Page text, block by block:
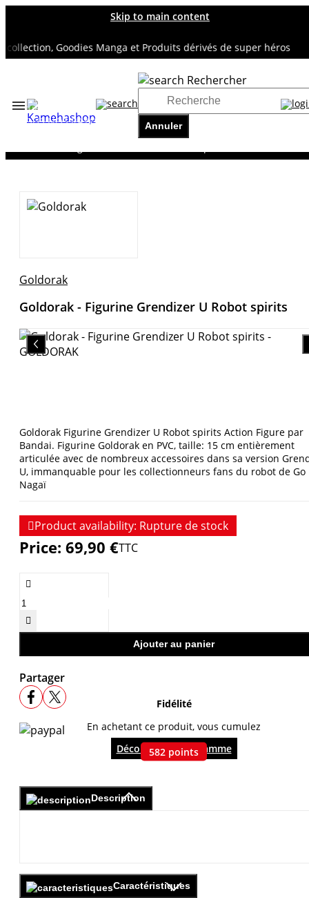
Skip to main content
Goodies Manga et Produits dérivés de super héros
Rechercher
Annuler
Accueil
TOUS NOS RAYONS
Goldorak
Goldorak - Figurine Grendizer U Robot spirits
Goldorak Figurine Grendizer U Robot spirits Action Figure par
Bandai. Figurine Goldorak en PVC, taille: 15 cm entièrement
articulée avec de nombreux accessoires dans sa version
U, immanquable pour les collectionneurs fans du robot de Go
Nagaï
Price: 69,90 €TTC


Ajouter au panier
Product availability: Rupture de stock
Partager
Fidélité
En achetant ce produit, vous cumulez
582 points
Découvrir le programme
Description
Caractéristiques